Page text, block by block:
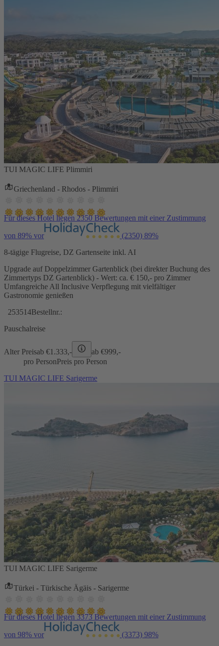
TUI MAGIC LIFE Plimmiri
Griechenland - Rhodos - Plimmiri
Für dieses Hotel liegen 2350 Bewertungen mit einer Zustimmung
von 89% vor (2350) 89%
8-tägige Flugreise, DZ Gartenseite inkl. AI
Upgrade auf Doppelzimmer Gartenblick (bei direkter Buchung des
Zimmertyps DZ Gartenblick) - Wert: ca. € 150,- pro Zimmer
Umfangreiche All Inclusive Verpflegung mit vielfältiger
Gastronomie genießen
253514Bestellnr.:
Pauschalreise
Alter Preisab €1.333,- ab €999,-
pro PersonPreis pro Person
TUI MAGIC LIFE Sarigerme
TUI MAGIC LIFE Sarigerme
Türkei - Türkische Ägäis - Sarigerme
Für dieses Hotel liegen 3373 Bewertungen mit einer Zustimmung
von 98% vor (3373) 98%